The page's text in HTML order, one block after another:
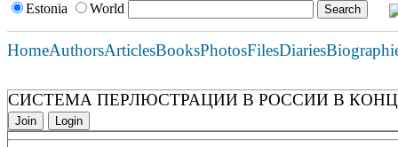
Estonia World
HomeAuthorsArticlesBooksPhotosFilesDiaries
СИСТЕМА ПЕРЛЮСТРАЦИИ В РОССИИ В
Join Login